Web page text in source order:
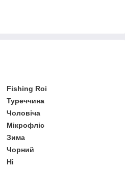
Fishing Roi
Туреччина
Чоловіча
Мікрофліс
Зима
Чорний
Ні